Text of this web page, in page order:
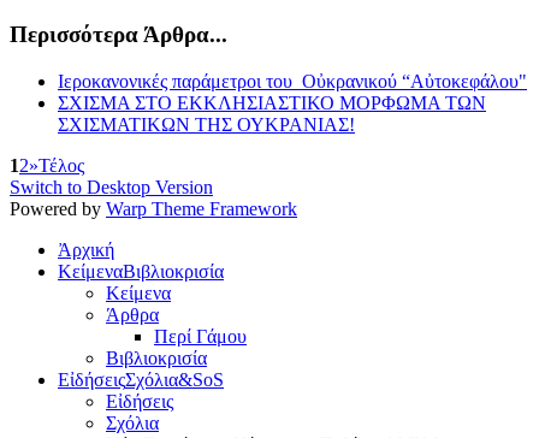
Περισσότερα Άρθρα...
Ιεροκανονικές παράμετροι του Οὐκρανικού “Αὐτοκεφάλου"
ΣΧΙΣΜΑ ΣΤΟ ΕΚΚΛΗΣΙΑΣΤΙΚΟ ΜΟΡΦΩΜΑ ΤΩΝ
ΣΧΙΣΜΑΤΙΚΩΝ ΤΗΣ ΟΥΚΡΑΝΙΑΣ!
12»Τέλος
Switch to Desktop Version
Powered by Warp Theme Framework
Ἀρχική
ΚείμεναΒιβλιοκρισία
Κείμενα
Άρθρα
Περί Γάμου
Βιβλιοκρισία
ΕἰδήσειςΣχόλια&SoS
Εἰδήσεις
Σχόλια